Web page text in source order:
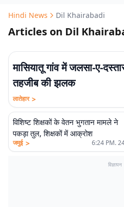
Hindi News Dil Khairabadi
Articles on Dil
मासियातू गांव में जलसा-ए-
तहजीब की झलक
लातेहार >
विशिष्ट शिक्षकों के वेतन भुगतान मामले ने
पकड़ा तुल, शिक्षकों में आक्रोश
जमुई > 6:24 PM.
विज्ञापन